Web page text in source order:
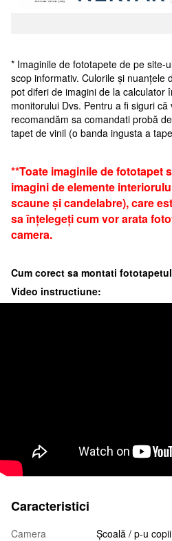
* Imaginile de fototapete de pe site-
scop informativ. Culorile și nuanțele
pot diferi de imagini de la calculator
monitorului Dvs. Pentru a fi siguri
recomandăm sa comandati probă
tapet de vinil (o banda ingusta a
**Toate imaginile de fototapet
imagini de elemente
scaune și candelabre), care
sa înțelegeți cum vor arata
camera.
Cum corect sa montati
Video instructiune:
Caracteristici
Camera Școală / p-u copii